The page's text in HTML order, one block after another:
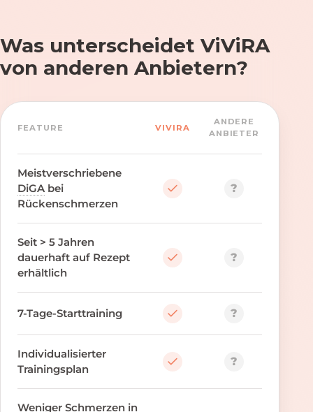
Was unterscheidet ViViRA
von anderen Anbietern?
FEATURE VIVIRA
ANDERE
ANBIETER
Meistverschriebene
DiGA bei
Rückenschmerzen
?
Seit > 5 Jahren
dauerhaft auf Rezept
erhältlich
?
7-Tage-Starttraining ?
Individualisierter
Trainingsplan
?
Weniger Schmerzen in